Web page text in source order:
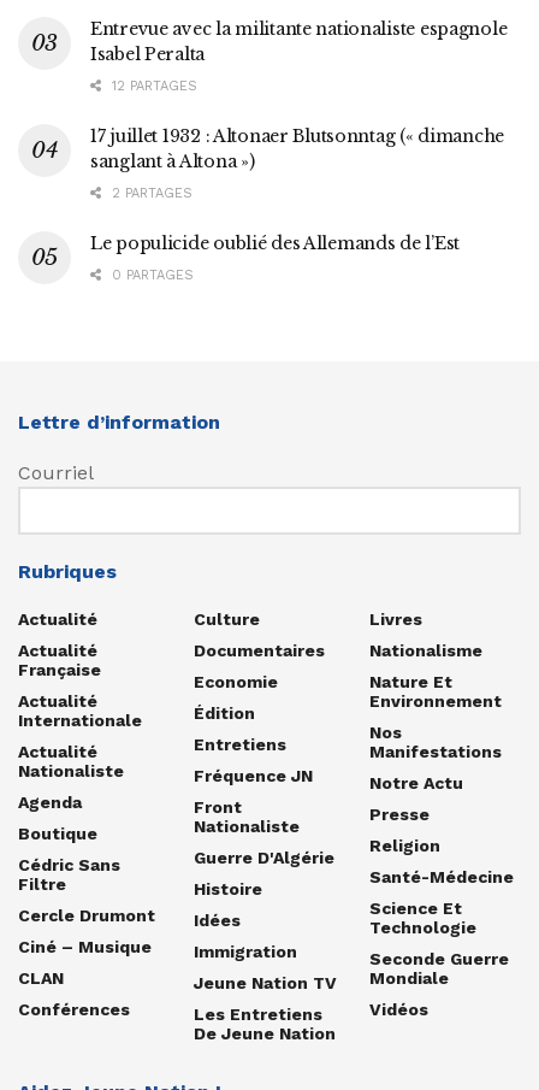
Entrevue avec la militante nationaliste espagnole
Isabel Peralta
12 PARTAGES
17 juillet 1932 : Altonaer Blutsonntag (« dimanche
sanglant à Altona »)
2 PARTAGES
Le populicide oublié des Allemands de l’Est
0 PARTAGES
Lettre d’information
Courriel
Rubriques
Actualité
Actualité
Française
Actualité
Internationale
Actualité
Nationaliste
Agenda
Boutique
Cédric Sans
Filtre
Cercle Drumont
Ciné – Musique
CLAN
Conférences
Culture
Documentaires
Economie
Édition
Entretiens
Fréquence JN
Front
Nationaliste
Guerre D'Algérie
Histoire
Idées
Immigration
Jeune Nation TV
Les Entretiens
De Jeune Nation
Livres
Nationalisme
Nature Et
Environnement
Nos
Manifestations
Notre Actu
Presse
Religion
Santé-Médecine
Science Et
Technologie
Seconde Guerre
Mondiale
Vidéos